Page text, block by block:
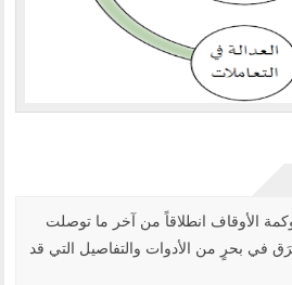
الأوقاف انطلاقاً من آخر ما توصلت
في بحرٍ من الأدوات والتفاصيل التي قد